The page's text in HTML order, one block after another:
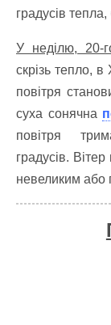
градусів
У неділю, 20-
скрізь тепло, в
повітря
суха сонячна
повітря
градусів.
невеликим або